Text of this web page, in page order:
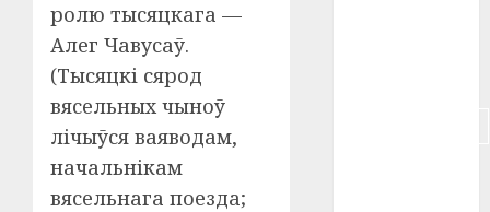
ролю тысяцкага —
Алег Чавусаў.
(Тысяцкі сярод
вясельных чыноў
лічыўся ваяводам,
начальнікам
вясельнага поезда;